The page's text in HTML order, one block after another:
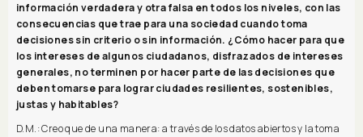
información verdadera y otra falsa en todos los niveles, con las
consecuencias que trae para una sociedad cuando toma
decisiones sin criterio o sin información. ¿Cómo hacer para que
los intereses de algunos ciudadanos, disfrazados de intereses
generales, no terminen por hacer parte de las decisiones que
deben tomarse para lograr ciudades resilientes, sostenibles,
justas y habitables?
D.M.: Creo que de una manera: a través de los datos abiertos y la toma